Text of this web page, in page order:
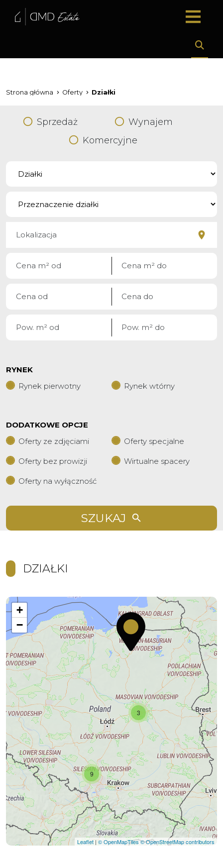
Strona główna Oferty Działki
Sprzedaż
Wynajem
Komercyjne
RYNEK
Rynek pierwotny
Rynek wtórny
DODATKOWE OPCJE
Oferty ze zdjęciami
Oferty specjalne
Oferty bez prowizji Wirtualne spacery
Oferty na wyłączność
SZUKAJ
DZIAŁKI
3
9
+
−
Leaflet|© OpenMapTiles© OpenStreetMap contributors